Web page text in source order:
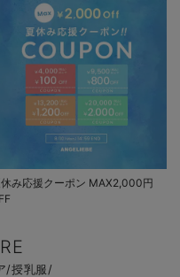
み応援クーポン MAX2,000円
/授乳服/